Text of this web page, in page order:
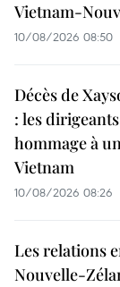
Vietnam-
10/08/2026 08:50
Décès de
: les
hommage à
Vietnam
10/08/2026 08:26
Les relations
Nouvelle-